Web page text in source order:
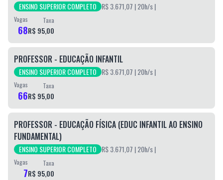
ENSINO SUPERIOR COMPLETO R$ 3.671,07 | 20h/s|
Vagas
68
Taxa
R$ 95,00
PROFESSOR - EDUCAÇÃO INFANTIL
ENSINO SUPERIOR COMPLETO R$ 3.671,07 | 20h/s|
Vagas
66
Taxa
R$ 95,00
PROFESSOR - EDUCAÇÃO FÍSICA (EDUC INFANTIL AO ENSINO
FUNDAMENTAL)
ENSINO SUPERIOR COMPLETO R$ 3.671,07 | 20h/s|
Vagas
7
Taxa
R$ 95,00